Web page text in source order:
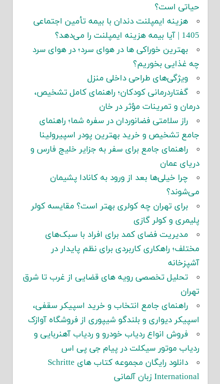
حیاتی است؟
هزینه ایمپلنت دندان با بیمه تأمین اجتماعی
1405 | آیا بیمه هزینه ایمپلنت را می‌دهد؟
بهترین خوراکی ها در هوای سرد؛ در هوای سرد
چه غذایی بخوریم؟
ویژگی‌های طراحی داخلی منزل
گفتاردرمانی کودکان؛ راهنمای کامل تشخیص،
درمان و تمرینات مؤثر در خان
راز سلامتی فضانوردان در سفره شما؛ راهنمای
جامع تشخیص و خرید بهترین پودر اسپیرولینا
راهنمای جامع برای سفر به جزایر خلیج فارس و
دریای عمان
چرا خیلی‌ها بعد از ورود به کانادا پشیمان
می‌شوند؟
برای تهران چه کولری بهتر است؟ مقایسه کولر
پلیمری و کولر گازی
مدیریت فضای کمد برای افراد با سبک‌های
مختلف؛ راهکاری کاربردی برای نظم پایدار در
آشپزخانه
تحلیل تخصصی رویه های قضایی از غرب تا شرق
تهران
راهنمای جامع انتخاب و خرید اسپیکر سقفی،
اسپیکر دیواری و بلندگو شیپوری از فروشگاه آوازک
فروش انواع ردیاب خودرو و ردیاب آهنربایی و
ردیاب موتور سیکلت در پیام جی پی اس
دانلود رایگان مجموعه کتاب های Schritte
International زبان آلمانی